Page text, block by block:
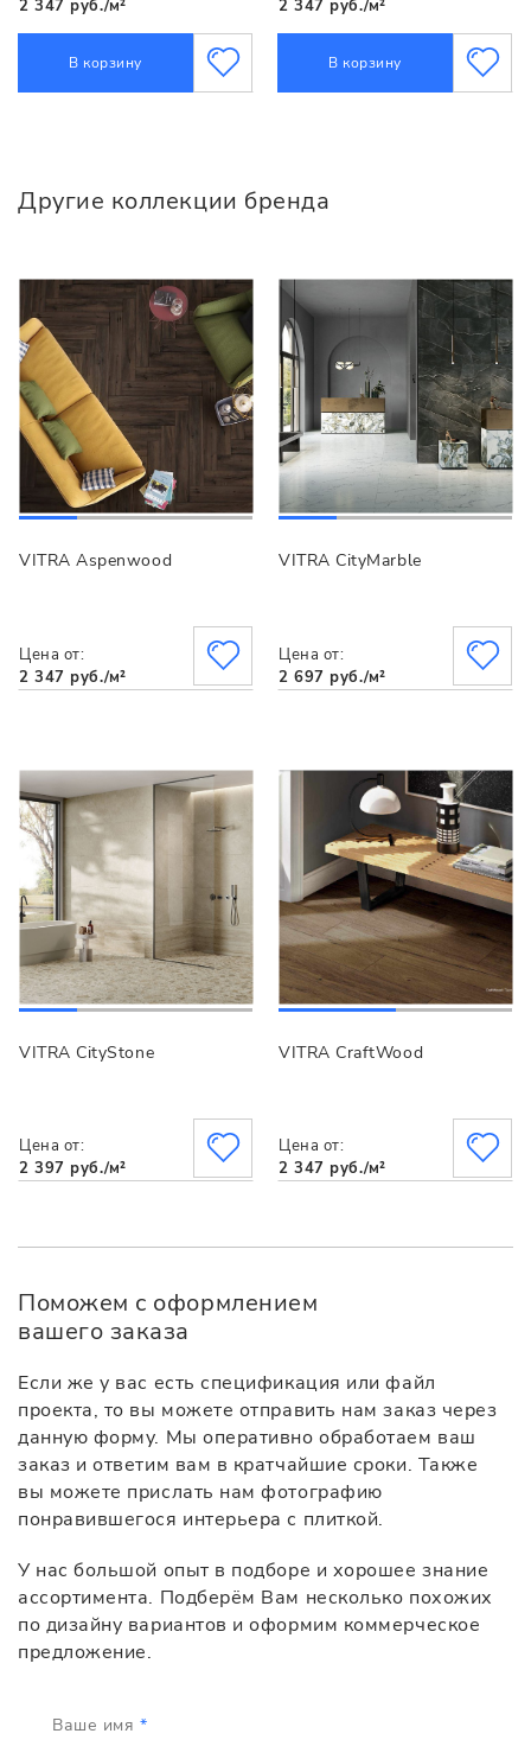
2 347 руб./м²
В корзину
2 347 руб./м²
В корзину
Другие коллекции бренда
VITRA Aspenwood
Цена от:
2 347 руб./м²
VITRA CityMarble
Цена от:
2 697 руб./м²
VITRA CityStone
Цена от:
2 397 руб./м²
VITRA CraftWood
Цена от:
2 347 руб./м²
Ваше имя *
Поможем с оформлением
вашего заказа
Если же у вас есть спецификация или файл
проекта, то вы можете отправить нам заказ через
данную форму. Мы оперативно обработаем ваш
заказ и ответим вам в кратчайшие сроки. Также
вы можете прислать нам фотографию
понравившегося интерьера с плиткой.
У нас большой опыт в подборе и хорошее знание
ассортимента. Подберём Вам несколько похожих
по дизайну вариантов и оформим коммерческое
предложение.